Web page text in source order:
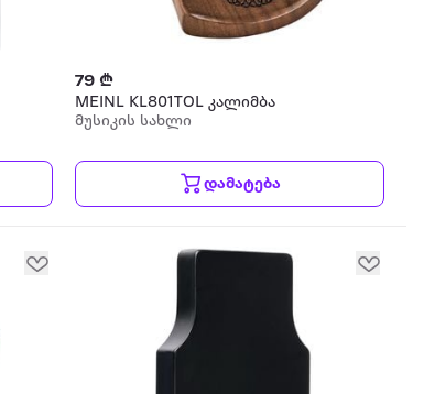
79 ₾
MEINL KL801TOL კალიმბა
მუსიკის სახლი
დამატება